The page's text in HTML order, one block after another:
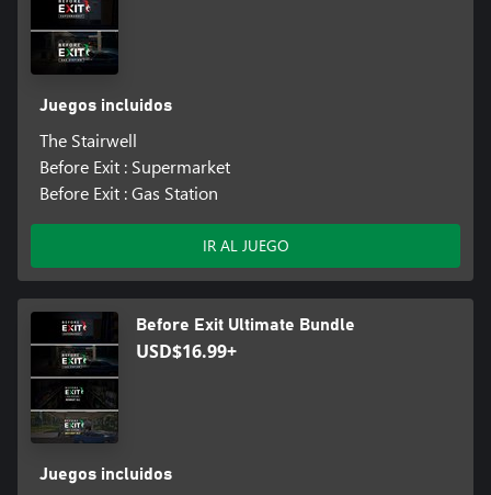
Juegos incluidos
The Stairwell
Before Exit : Supermarket
Before Exit : Gas Station
IR AL JUEGO
Before Exit Ultimate Bundle
USD$16.99+
Juegos incluidos